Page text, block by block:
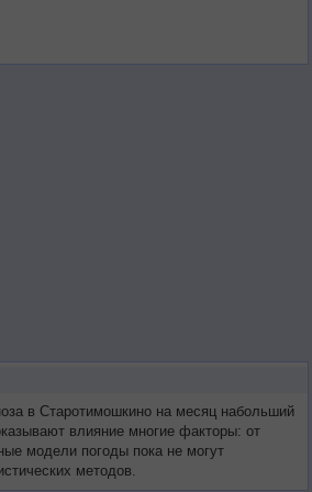
в Старотимошкино на месяц набольший
влияние многие факторы: от
модели погоды пока не могут
методов.